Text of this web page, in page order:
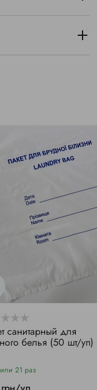
санитарный для
белья (50 шт/уп)
21 раз